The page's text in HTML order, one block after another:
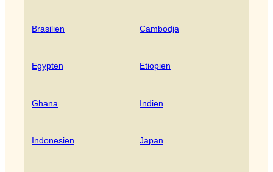
Brasilien Cambodja
Egypten Etiopien
Ghana Indien
Indonesien Japan